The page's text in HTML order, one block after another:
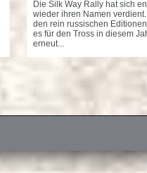
Die Silk Way Rally hat sich
wieder ihren Namen
den rein russischen
es für den Tross in diesem
erneut...